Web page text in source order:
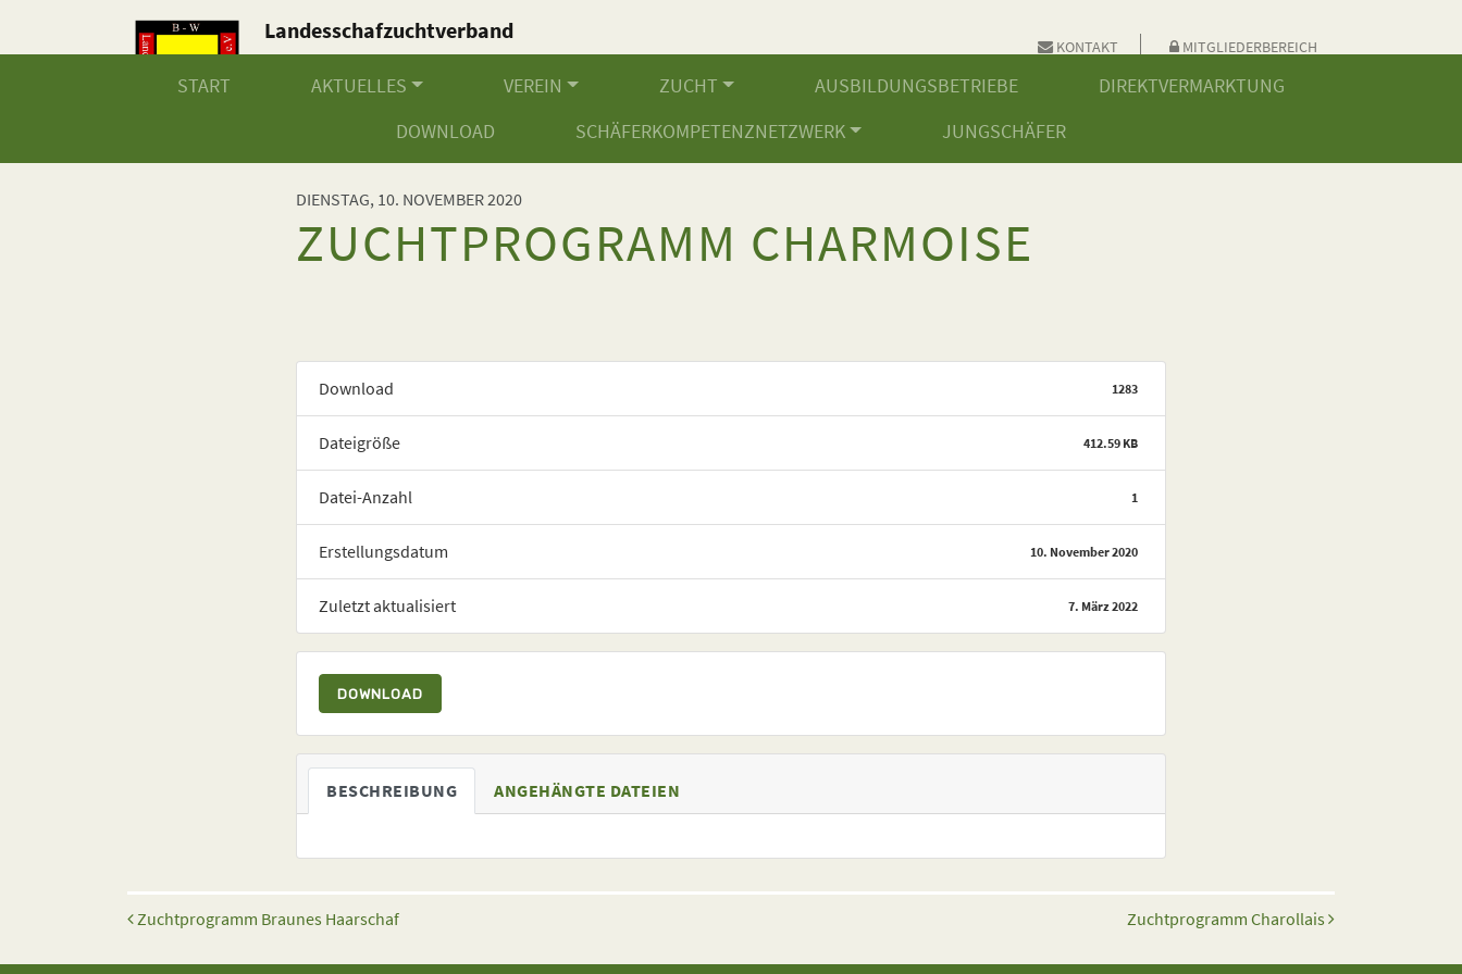
Landesschafzuchtverband
Baden-Württemberg e.V.
KONTAKT MITGLIEDERBEREICH
START AKTUELLES VEREIN ZUCHT AUSBILDUNGSBETRIEBE
DIREKTVERMARKTUNG
DOWNLOAD
SCHÄFERKOMPETENZNETZWERK JUNGSCHÄFER
DIENSTAG, 10. NOVEMBER 2020
ZUCHTPROGRAMM CHARMOISE
Download 1283
Dateigröße 412.59 KB
Datei-Anzahl 1
Erstellungsdatum 10. November 2020
Zuletzt aktualisiert 7. März 2022
DOWNLOAD
BESCHREIBUNG ANGEHÄNGTE DATEIEN
Beitrags-Navigation
Zuchtprogramm Braunes Haarschaf Zuchtprogramm Charollais